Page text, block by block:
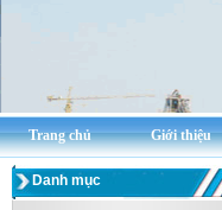
Trang chủ Giới thiệu
Danh mục